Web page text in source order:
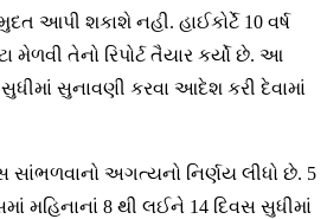
આપી શકાશે નહી. હાઈકોર્ટે 10 વર્ષ
મેળવી તેનો રિપોર્ટ તૈયાર કર્યો છે. આ
સુનાવણી કરવા આદેશ કરી દેવામાં
સાંભળવાનો અગત્યનો નિર્ણય લીધો છે. 5
મહિનાનાં 8 થી લઈને 14 દિવસ સુધીમાં